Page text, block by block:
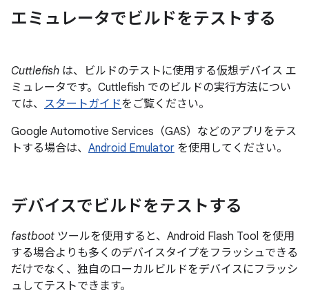
エミュレータでビルドをテストする
Cuttlefish は、ビルドのテストに使用する仮想デバイス エ
ミュレータです。Cuttlefish でのビルドの実行方法につい
ては、 スタートガイドをご覧ください。
Google Automotive Services（GAS）などのアプリをテス
トする場合は、 Android Emulator を使用してください。
デバイスでビルドをテストする
fastboot ツールを使用すると、Android Flash Tool を使用
する場合よりも多くのデバイスタイプをフラッシュできる
だけでなく、独自のローカルビルドをデバイスにフラッシ
ュしてテストできます。